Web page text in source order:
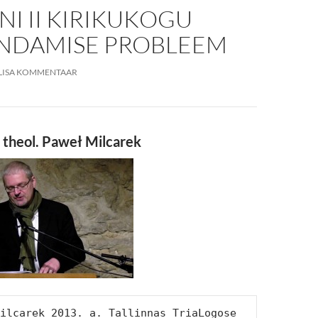
II KIRIKUKOGU
PROBLEEM
KOMMENTAAR
Paweł Milcarek
2013. a. Tallinnas TriaLogose